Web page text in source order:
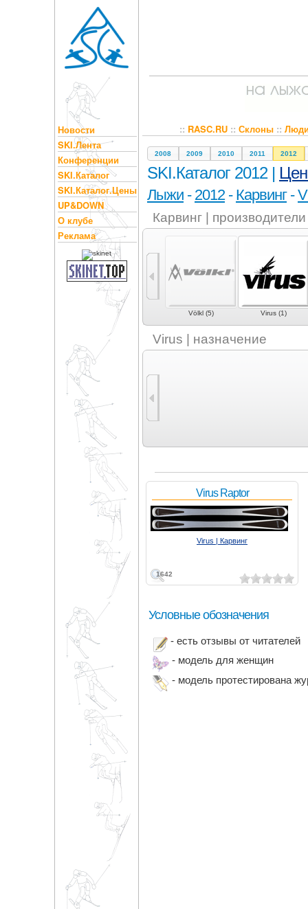
Новости
SKI.Лента
Конференции
SKI.Каталог
SKI.Каталог.Цены
UP&DOWN
О клубе
Реклама
:: RASC.RU:: Склоны::
2008 2009 2010 2011 2012
SKI.Каталог 2012 |
Лыжи - 2012- Карвинг-
Карвинг | производители
Swallow (3) Völkl (5) Virus (1)
Virus | назначение
1642
Virus Raptor
Virus | Карвинг
Условные обозначения
- есть отзывы от читателей
- модель для женщин
- модель протестирована